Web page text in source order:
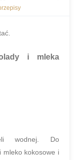
i mleka
wodnej. Do
mleko kokosowe i